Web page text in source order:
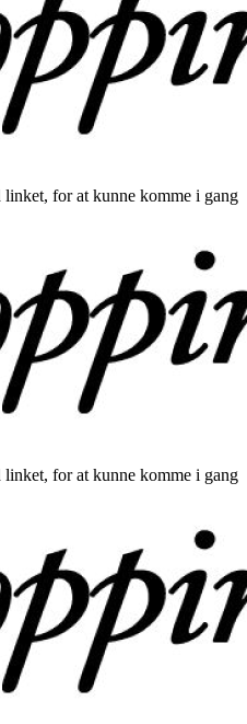
for at kunne komme i gang
for at kunne komme i gang